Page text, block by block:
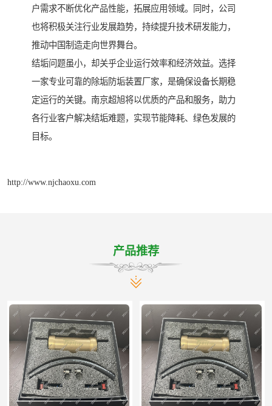
户需求不断优化产品性能，拓展应用领域。同时，公司
也将积极关注行业发展趋势，持续提升技术研发能力，
推动中国制造走向世界舞台。
结垢问题虽小，却关乎企业运行效率和经济效益。选择
一家专业可靠的除垢防垢装置厂家，是确保设备长期稳
定运行的关键。南京超旭将以优质的产品和服务，助力
各行业客户解决结垢难题，实现节能降耗、绿色发展的
目标。
http://www.njchaoxu.com
产品推荐